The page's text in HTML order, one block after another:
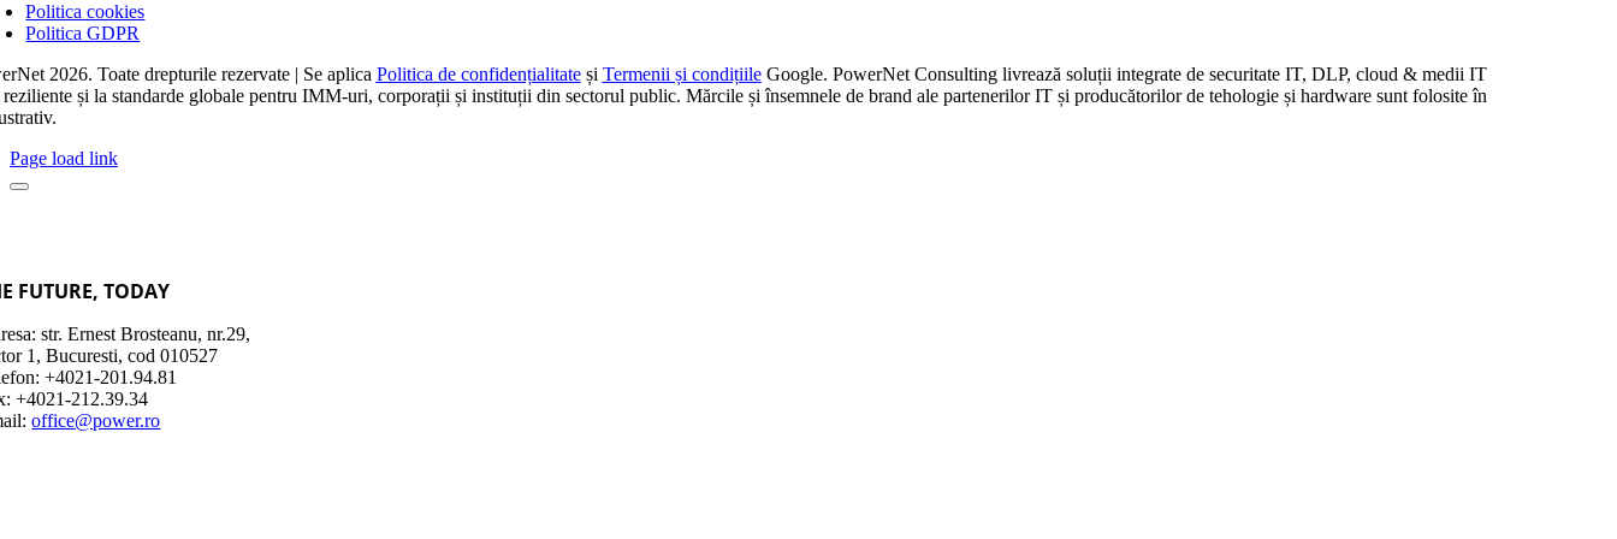
Politica cookies
Politica GDPR
2026. Toate drepturile rezervate | Se aplica Politica de confidențialitateși Termenii și condițiileGoogle. PowerNet Consulting livrează soluții integrate de securitate IT, DLP, cloud & medii IT
și la standarde globale pentru IMM-uri, corporații și instituții din sectorul public. Mărcile și însemnele de brand ale partenerilor IT și producătorilor de tehologie și hardware sunt folosite în
Page load link
FUTURE,TODAY
str. Ernest Brosteanu, nr.29,
1, Bucuresti, cod 010527
+4021-201.94.81
+4021-212.39.34
office@power.ro